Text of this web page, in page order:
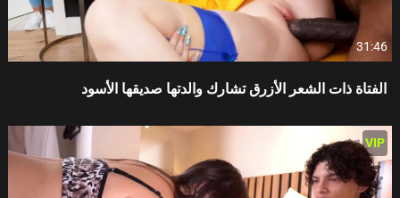
31:46
الفتاة ذات الشعر الأزرق تشارك والدتها صديقها الأسود
VIP